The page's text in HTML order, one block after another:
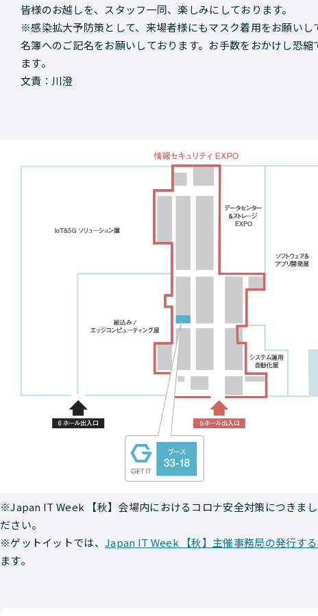
皆様のお越しを、スタッフ一同、楽しみにしております。
※感染拡大予防策として、来場者様にもマスク着用をお願いし
名簿へのご記名をお願いしております。お手数をおかけし恐
ます。
文責：川澄
※Japan IT Week 【秋】会場内におけるコロナ安全対策につきまし
ださい。
※ゲットイットでは、 Japan IT Week 【秋】主催事務局の発行する
ます。